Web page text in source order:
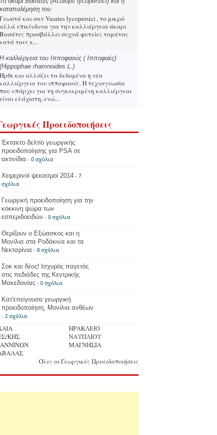
καταπολέμηση του
Γνωστό και σαν Vasates lycopersici , το μικρό
αλλά επικίνδυνο για την καλλιέργεια άκαρι
Βασάτες προσβάλλει συχνά φυτείες τομάτας
κατά τους κ...
Η καλλιέργεια του Ιπποφαούς ( Ιπποφαές)
(Hippophae rhamnoides L.)
Ήρθε και αλλάζει τα δεδομένα η νέα
καλλιέργεια του ιπποφαούς. Η τεχνογνωσία
που υπάρχει για τη συγκεκριμένη καλλιέργεια
είναι ελάχιστη, ενώ...
Προειδοποιήσεις
Έκτακτο δελτίο γεωργικής
προειδοποίησης για PSA σε
ακτινίδια - 0 σχόλια
Χειμερινοί ψεκασμοί 2014 - 7
σχόλια
Γεωργική προειδοποίηση για την
κόκκινη ψώρα των
εσπεριδοειδών - 0 σχόλια
Θερίζουν ο Εξώασκος και η
Μονίλια στα Ροδάκινα και τα
Νεκταρίνια - 8 σχόλια
Σοκ και δέος! Ισχυρός παγετός
στις πεδιάδες της Κεντρικής
Μακεδονίας - 0 σχόλια
Κατ'επείγουσα γεωργική
προειδοποίηση, Μονίλια ανθέων
- 2 σχόλια
ΗΡΑΚΛΕΙΟ
ΚΗΣ
ΝΑΥΠΛΙΟΥ
ΜΑΓΝΗΣΙΑ
Όλες οι Γεωργικές Προειδοποιήσεις